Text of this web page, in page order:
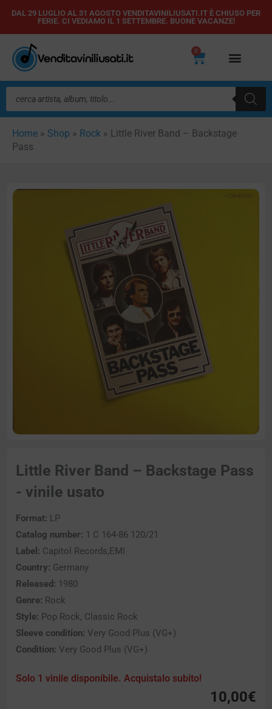
Vai
contenuto
DAL 29 LUGLIO AL 31 AGOSTO VENDITAVINILIUSATI.IT È CHIUSO PER
FERIE. CI VEDIAMO IL 1 SETTEMBRE. BUONE VACANZE!
0
Carrello
Ricerca
prodotti
Home » Shop » Rock » Little River Band – Backstage
Pass
Little River Band – Backstage Pass
- vinile usato
Format: LP
Catalog number: 1 C 164-86 120/21
Label: Capitol Records,EMI
Country: Germany
Released: 1980
Genre: Rock
Style: Pop Rock, Classic Rock
Sleeve condition: Very Good Plus (VG+)
Condition: Very Good Plus (VG+)
Solo 1 vinile disponibile. Acquistalo subito!
10,00€